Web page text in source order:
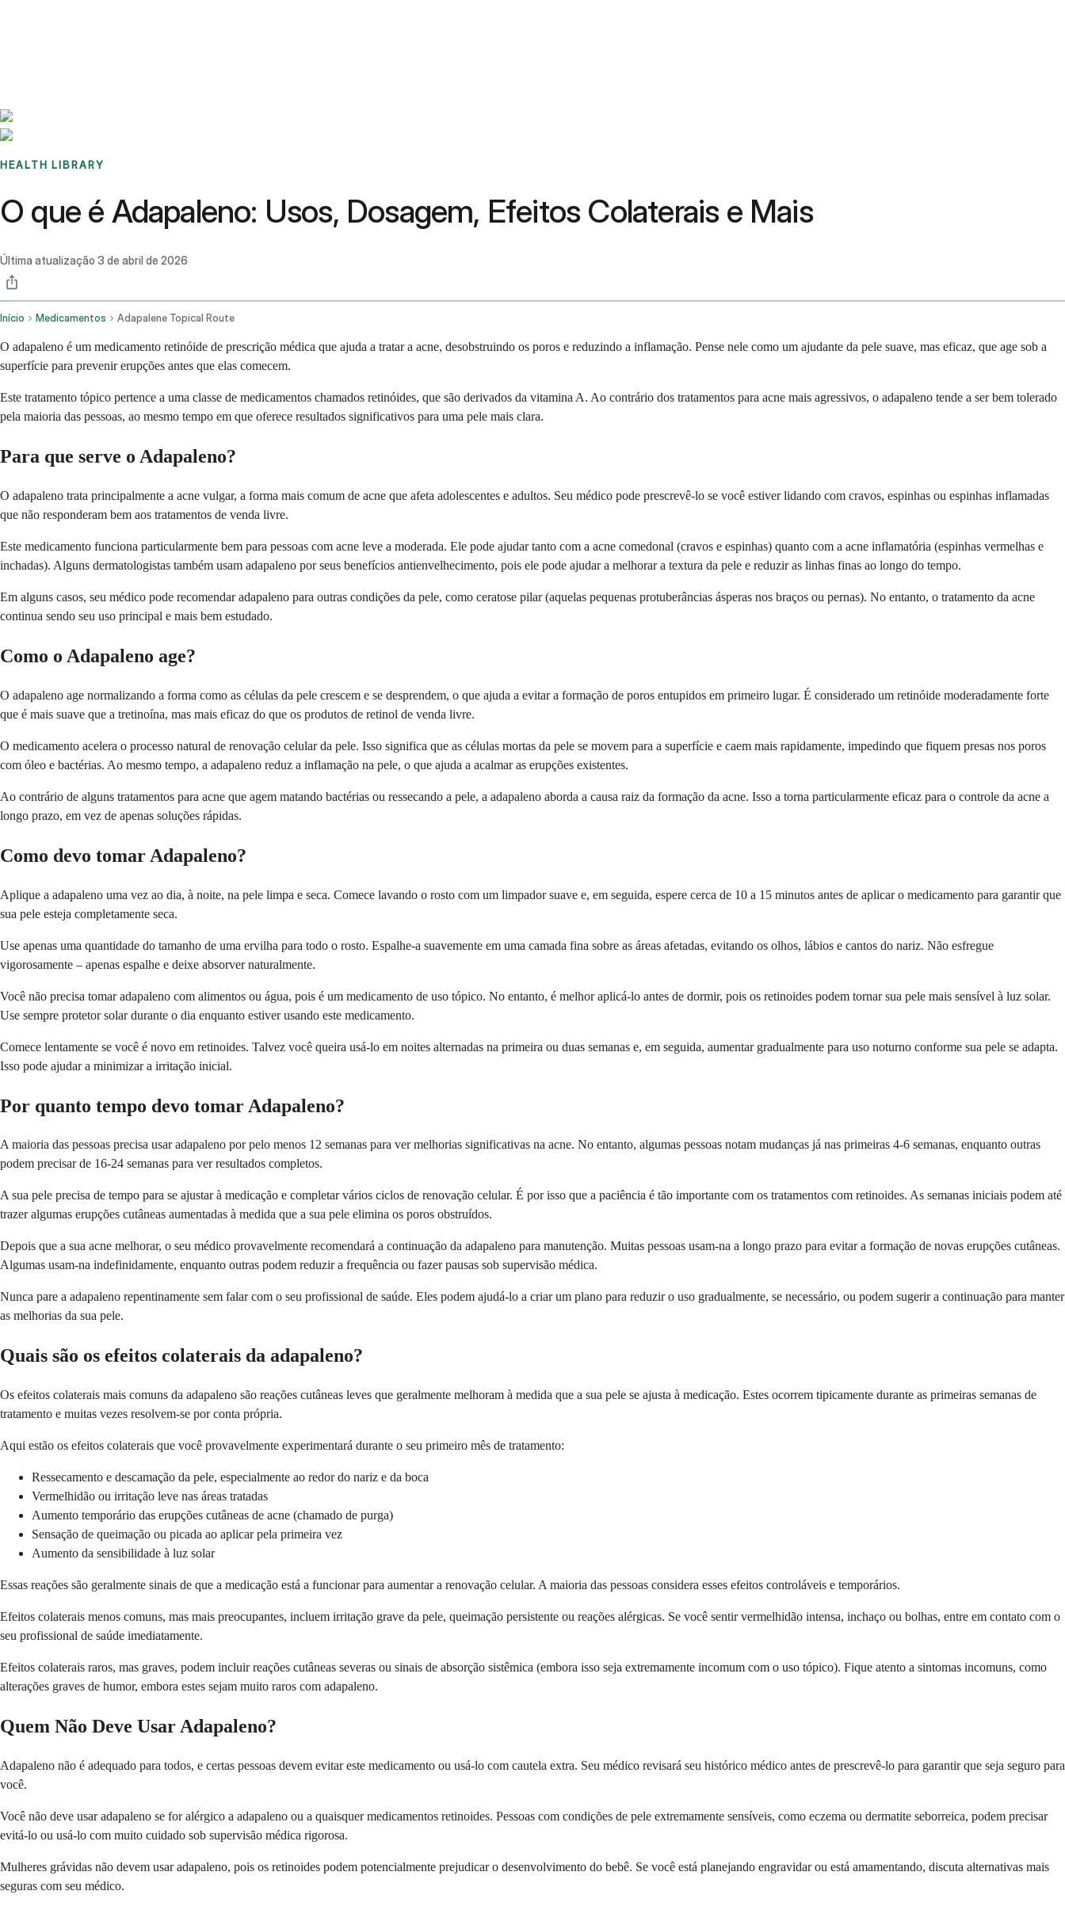
HEALTH LIBRARY
O que é Adapaleno: Usos, Dosagem, Efeitos Colaterais e Mais
Última atualização 3 de abril de 2026
Início Medicamentos Adapalene Topical Route
O adapaleno é um medicamento retinóide de prescrição médica que ajuda a tratar a acne, desobstruindo os poros e reduzindo a inflamação. Pense nele como um ajudante da pele suave, mas eficaz, que age sob a
superfície para prevenir erupções antes que elas comecem.
Este tratamento tópico pertence a uma classe de medicamentos chamados retinóides, que são derivados da vitamina A. Ao contrário dos tratamentos para acne mais agressivos, o adapaleno tende a ser bem tolerado
pela maioria das pessoas, ao mesmo tempo em que oferece resultados significativos para uma pele mais clara.
Para que serve o Adapaleno?
O adapaleno trata principalmente a acne vulgar, a forma mais comum de acne que afeta adolescentes e adultos. Seu médico pode prescrevê-lo se você estiver lidando com cravos, espinhas ou espinhas inflamadas
que não responderam bem aos tratamentos de venda livre.
Este medicamento funciona particularmente bem para pessoas com acne leve a moderada. Ele pode ajudar tanto com a acne comedonal (cravos e espinhas) quanto com a acne inflamatória (espinhas vermelhas e
inchadas). Alguns dermatologistas também usam adapaleno por seus benefícios antienvelhecimento, pois ele pode ajudar a melhorar a textura da pele e reduzir as linhas finas ao longo do tempo.
Em alguns casos, seu médico pode recomendar adapaleno para outras condições da pele, como ceratose pilar (aquelas pequenas protuberâncias ásperas nos braços ou pernas). No entanto, o tratamento da acne
continua sendo seu uso principal e mais bem estudado.
Como o Adapaleno age?
O adapaleno age normalizando a forma como as células da pele crescem e se desprendem, o que ajuda a evitar a formação de poros entupidos em primeiro lugar. É considerado um retinóide moderadamente forte
que é mais suave que a tretinoína, mas mais eficaz do que os produtos de retinol de venda livre.
O medicamento acelera o processo natural de renovação celular da pele. Isso significa que as células mortas da pele se movem para a superfície e caem mais rapidamente, impedindo que fiquem presas nos poros
com óleo e bactérias. Ao mesmo tempo, a adapaleno reduz a inflamação na pele, o que ajuda a acalmar as erupções existentes.
Ao contrário de alguns tratamentos para acne que agem matando bactérias ou ressecando a pele, a adapaleno aborda a causa raiz da formação da acne. Isso a torna particularmente eficaz para o controle da acne a
longo prazo, em vez de apenas soluções rápidas.
Como devo tomar Adapaleno?
Aplique a adapaleno uma vez ao dia, à noite, na pele limpa e seca. Comece lavando o rosto com um limpador suave e, em seguida, espere cerca de 10 a 15 minutos antes de aplicar o medicamento para garantir que
sua pele esteja completamente seca.
Use apenas uma quantidade do tamanho de uma ervilha para todo o rosto. Espalhe-a suavemente em uma camada fina sobre as áreas afetadas, evitando os olhos, lábios e cantos do nariz. Não esfregue
vigorosamente – apenas espalhe e deixe absorver naturalmente.
Você não precisa tomar adapaleno com alimentos ou água, pois é um medicamento de uso tópico. No entanto, é melhor aplicá-lo antes de dormir, pois os retinoides podem tornar sua pele mais sensível à luz solar.
Use sempre protetor solar durante o dia enquanto estiver usando este medicamento.
Comece lentamente se você é novo em retinoides. Talvez você queira usá-lo em noites alternadas na primeira ou duas semanas e, em seguida, aumentar gradualmente para uso noturno conforme sua pele se adapta.
Isso pode ajudar a minimizar a irritação inicial.
Por quanto tempo devo tomar Adapaleno?
A maioria das pessoas precisa usar adapaleno por pelo menos 12 semanas para ver melhorias significativas na acne. No entanto, algumas pessoas notam mudanças já nas primeiras 4-6 semanas, enquanto outras
podem precisar de 16-24 semanas para ver resultados completos.
A sua pele precisa de tempo para se ajustar à medicação e completar vários ciclos de renovação celular. É por isso que a paciência é tão importante com os tratamentos com retinoides. As semanas iniciais podem até
trazer algumas erupções cutâneas aumentadas à medida que a sua pele elimina os poros obstruídos.
Depois que a sua acne melhorar, o seu médico provavelmente recomendará a continuação da adapaleno para manutenção. Muitas pessoas usam-na a longo prazo para evitar a formação de novas erupções cutâneas.
Algumas usam-na indefinidamente, enquanto outras podem reduzir a frequência ou fazer pausas sob supervisão médica.
Nunca pare a adapaleno repentinamente sem falar com o seu profissional de saúde. Eles podem ajudá-lo a criar um plano para reduzir o uso gradualmente, se necessário, ou podem sugerir a continuação para manter
as melhorias da sua pele.
Quais são os efeitos colaterais da adapaleno?
Os efeitos colaterais mais comuns da adapaleno são reações cutâneas leves que geralmente melhoram à medida que a sua pele se ajusta à medicação. Estes ocorrem tipicamente durante as primeiras semanas de
tratamento e muitas vezes resolvem-se por conta própria.
Aqui estão os efeitos colaterais que você provavelmente experimentará durante o seu primeiro mês de tratamento:
Ressecamento e descamação da pele, especialmente ao redor do nariz e da boca
Vermelhidão ou irritação leve nas áreas tratadas
Aumento temporário das erupções cutâneas de acne (chamado de purga)
Sensação de queimação ou picada ao aplicar pela primeira vez
Aumento da sensibilidade à luz solar
Essas reações são geralmente sinais de que a medicação está a funcionar para aumentar a renovação celular. A maioria das pessoas considera esses efeitos controláveis e temporários.
Efeitos colaterais menos comuns, mas mais preocupantes, incluem irritação grave da pele, queimação persistente ou reações alérgicas. Se você sentir vermelhidão intensa, inchaço ou bolhas, entre em contato com o
seu profissional de saúde imediatamente.
Efeitos colaterais raros, mas graves, podem incluir reações cutâneas severas ou sinais de absorção sistêmica (embora isso seja extremamente incomum com o uso tópico). Fique atento a sintomas incomuns, como
alterações graves de humor, embora estes sejam muito raros com adapaleno.
Quem Não Deve Usar Adapaleno?
Adapaleno não é adequado para todos, e certas pessoas devem evitar este medicamento ou usá-lo com cautela extra. Seu médico revisará seu histórico médico antes de prescrevê-lo para garantir que seja seguro para
você.
Você não deve usar adapaleno se for alérgico a adapaleno ou a quaisquer medicamentos retinoides. Pessoas com condições de pele extremamente sensíveis, como eczema ou dermatite seborreica, podem precisar
evitá-lo ou usá-lo com muito cuidado sob supervisão médica rigorosa.
Mulheres grávidas não devem usar adapaleno, pois os retinoides podem potencialmente prejudicar o desenvolvimento do bebê. Se você está planejando engravidar ou está amamentando, discuta alternativas mais
seguras com seu médico.